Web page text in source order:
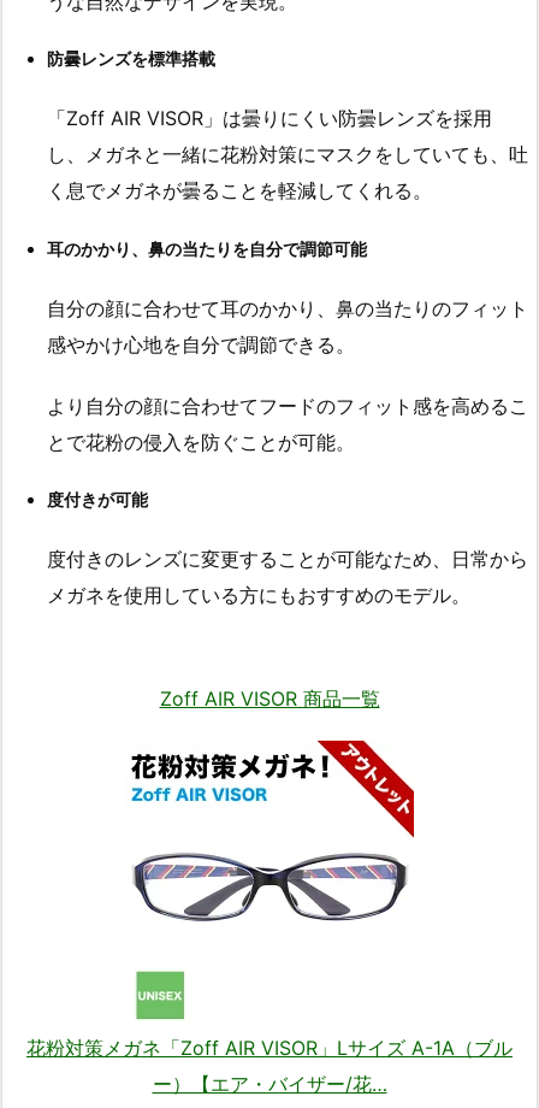
防曇レンズを標準搭載
「Zoff AIR VISOR」は曇りにくい防曇レンズを採用
し、メガネと一緒に花粉対策にマスクをしていても、吐
く息でメガネが曇ることを軽減してくれる。
耳のかかり、鼻の当たりを自分で調節可能
自分の顔に合わせて耳のかかり、鼻の当たりのフィット
感やかけ心地を自分で調節できる。
より自分の顔に合わせてフードのフィット感を高めるこ
とで花粉の侵入を防ぐことが可能。
度付きが可能
度付きのレンズに変更することが可能なため、日常から
メガネを使用している方にもおすすめのモデル。
Zoff AIR VISOR 商品一覧
花粉対策メガネ「Zoff AIR VISOR」Lサイズ A-1A（ブル
ー）【エア・バイザー/花…